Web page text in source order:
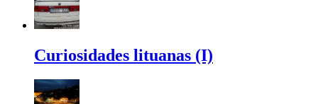
Curiosidades lituanas (I)